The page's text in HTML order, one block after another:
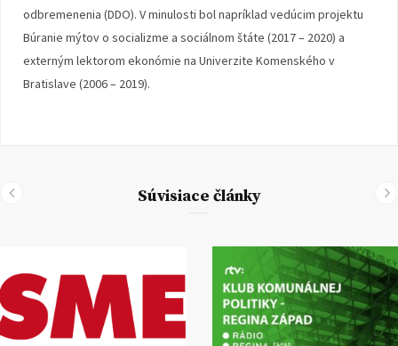
odbremenenia (DDO). V minulosti bol napríklad vedúcim projektu
Búranie mýtov o socializme a sociálnom štáte (2017 – 2020) a
externým lektorom ekonómie na Univerzite Komenského v
Bratislave (2006 – 2019).
Súvisiace články